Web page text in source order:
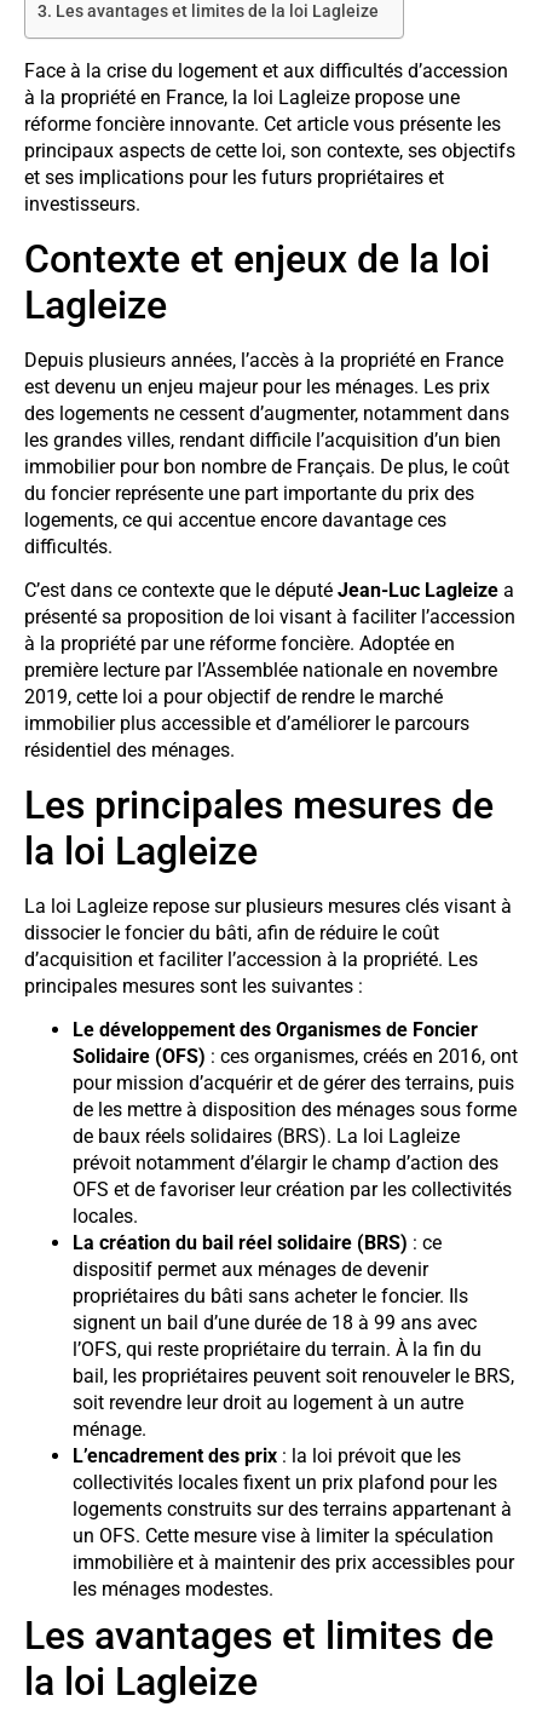
Les avantages et limites de la loi Lagleize
Face à la crise du logement et aux difficultés d’accession
à la propriété en France, la loi Lagleize propose une
réforme foncière innovante. Cet article vous présente les
principaux aspects de cette loi, son contexte, ses objectifs
et ses implications pour les futurs propriétaires et
investisseurs.
Contexte et enjeux de la loi
Lagleize
Depuis plusieurs années, l’accès à la propriété en France
est devenu un enjeu majeur pour les ménages. Les prix
des logements ne cessent d’augmenter, notamment dans
les grandes villes, rendant difficile l’acquisition d’un bien
immobilier pour bon nombre de Français. De plus, le coût
du foncier représente une part importante du prix des
logements, ce qui accentue encore davantage ces
difficultés.
C’est dans ce contexte que le député Jean-Luc Lagleize a
présenté sa proposition de loi visant à faciliter l’accession
à la propriété par une réforme foncière. Adoptée en
première lecture par l’Assemblée nationale en novembre
2019, cette loi a pour objectif de rendre le marché
immobilier plus accessible et d’améliorer le parcours
résidentiel des ménages.
Les principales mesures de
la loi Lagleize
La loi Lagleize repose sur plusieurs mesures clés visant à
dissocier le foncier du bâti, afin de réduire le coût
d’acquisition et faciliter l’accession à la propriété. Les
principales mesures sont les suivantes :
Le développement des Organismes de Foncier
Solidaire (OFS) : ces organismes, créés en 2016, ont
pour mission d’acquérir et de gérer des terrains, puis
de les mettre à disposition des ménages sous forme
de baux réels solidaires (BRS). La loi Lagleize
prévoit notamment d’élargir le champ d’action des
OFS et de favoriser leur création par les collectivités
locales.
La création du bail réel solidaire (BRS) : ce
dispositif permet aux ménages de devenir
propriétaires du bâti sans acheter le foncier. Ils
signent un bail d’une durée de 18 à 99 ans avec
l’OFS, qui reste propriétaire du terrain. À la fin du
bail, les propriétaires peuvent soit renouveler le BRS,
soit revendre leur droit au logement à un autre
ménage.
L’encadrement des prix : la loi prévoit que les
collectivités locales fixent un prix plafond pour les
logements construits sur des terrains appartenant à
un OFS. Cette mesure vise à limiter la spéculation
immobilière et à maintenir des prix accessibles pour
les ménages modestes.
Les avantages et limites de
la loi Lagleize